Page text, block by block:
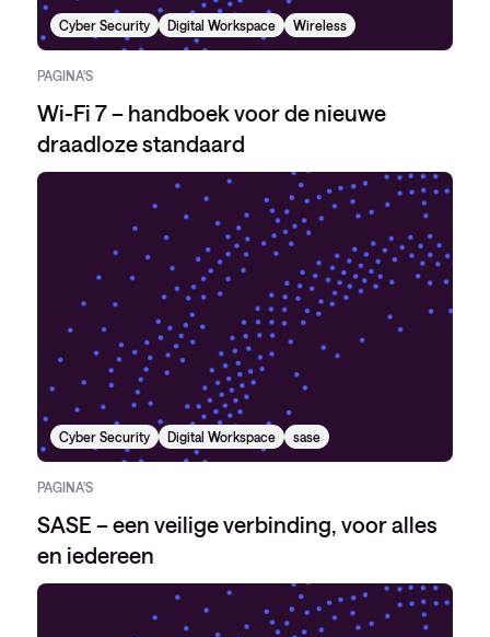
Cyber Security Digital Workspace Wireless
PAGINA'S
Wi-Fi 7 – handboek voor de nieuwe
draadloze standaard
Cyber Security Digital Workspace sase
PAGINA'S
SASE – een veilige verbinding, voor alles
en iedereen